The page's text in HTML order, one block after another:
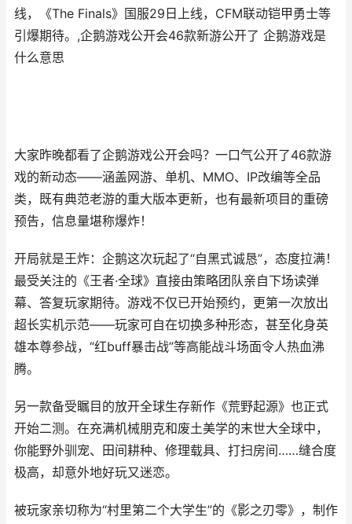
线，《The Finals》国服29日上线，CFM联动铠甲勇士等
引爆期待。,企鹅游戏公开会46款新游公开了 企鹅游戏是
什么意思
大家昨晚都看了企鹅游戏公开会吗？一口气公开了46款游
戏的新动态——涵盖网游、单机、MMO、IP改编等全品
类，既有典范老游的重大版本更新，也有最新项目的重磅
预告，信息量堪称爆炸！
开局就是王炸：企鹅这次玩起了“自黑式诚恳”，态度拉满！
最受关注的《王者·全球》直接由策略团队亲自下场读弹
幕、答复玩家期待。游戏不仅已开始预约，更第一次放出
超长实机示范——玩家可自在切换多种形态，甚至化身英
雄本尊参战，“红buff暴击战”等高能战斗场面令人热血沸
腾。
另一款备受瞩目的放开全球生存新作《荒野起源》也正式
开始二测。在充满机械朋克和废土美学的末世大全球中，
你能野外驯宠、田间耕种、修理载具、打扫房间……缝合度
极高，却意外地好玩又迷恋。
被玩家亲切称为“村里第二个大学生”的《影之刃零》，制作